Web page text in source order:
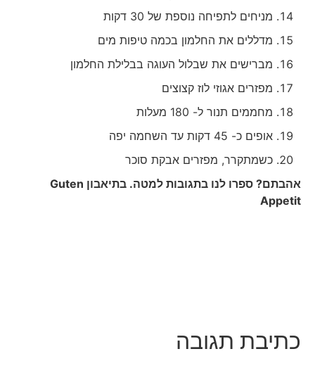
מניחים לתפיחה נוספת של 30 דקות
מדללים את החלמון בכמה טיפות מים
מברישים את שבלול העוגה בבלילת החלמון
מפזרים אגוזי לוז קצוצים
מחממים תנור ל- 180 מעלות
אופים כ- 45 דקות עד השחמה יפה
כשמתקרר, מפזרים אבקת סוכר
אהבתם? ספרו לנו בתגובות למטה. בתיאבוןGuten
Appetit
כתיבת תגובה